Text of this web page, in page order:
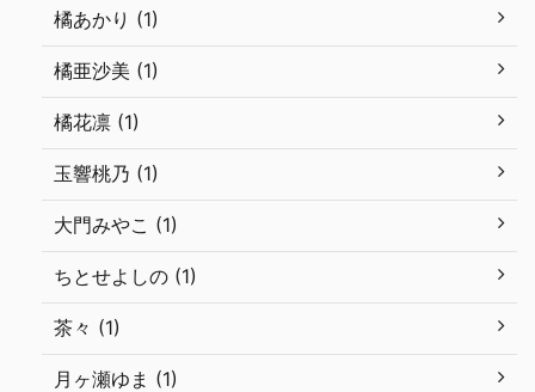
橘あかり (1)
橘亜沙美 (1)
橘花凛 (1)
玉響桃乃 (1)
大門みやこ (1)
ちとせよしの (1)
茶々 (1)
月ヶ瀬ゆま (1)